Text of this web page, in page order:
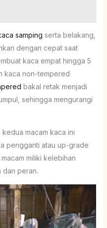
samping serta belakang,
dengan cepat saat
kaca empat hingga 5
kaca non-tempered
bakal retak menjadi
sehingga mengurangi
macam kaca ini
pengganti atau up-grade
miliki kelebihan
dan peran.